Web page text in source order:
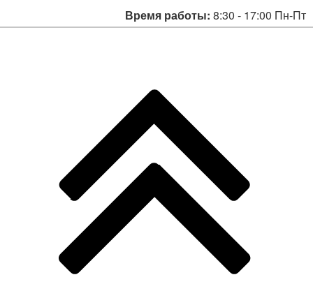
Время работы: 8:30 - 17:00 Пн-Пт